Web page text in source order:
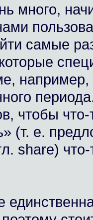
много,
самые
например,
чтобы что-
(т. е.
share)